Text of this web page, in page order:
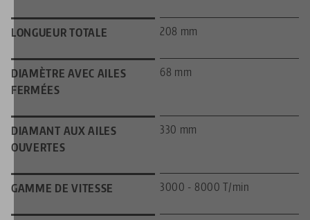
LONGUEUR TOTALE 208 mm
DIAMÈTRE AVEC AILES
FERMÉES
68 mm
DIAMANT AUX AILES
OUVERTES
330 mm
GAMME DE VITESSE 3000 - 8000 T/min